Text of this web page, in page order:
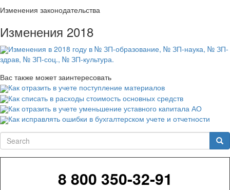
Изменения законодательства
Изменения 2018
Изменения в 2018 году в № ЗП-образование, № ЗП-наука, № ЗП-
здрав, № ЗП-соц., № ЗП-культура.
Вас также может заинтересовать
Как отразить в учете поступление материалов
Как списать в расходы стоимость основных средств
Как отразить в учете уменьшение уставного капитала АО
Как исправлять ошибки в бухгалтерском учете и отчетности
Search
8 800 350-32-91